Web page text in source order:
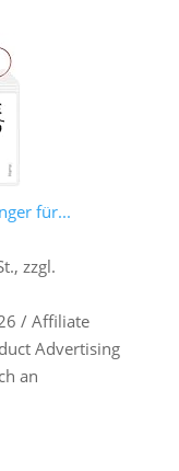
für...
zzgl.
/ Affiliate
Advertising
an